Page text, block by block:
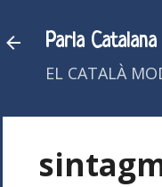
Parla Catalana
EL CATALÀ